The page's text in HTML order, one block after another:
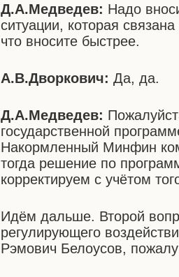
Д.А.Медведев: Надо
ситуации, которая
что вносите быстрее.
А.В.Дворкович: Да, да.
Д.А.Медведев:
государственной
Накормленный Минфин
тогда решение по
корректируем с учётом
Идём дальше. Второй
регулирующего
Рэмович Белоусов,